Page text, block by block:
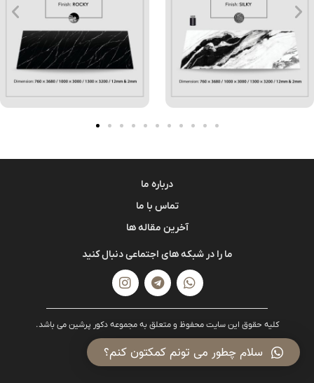
درباره ما
تماس با ما
آخرین مقاله ها
ما را در شبکه های اجتماعی دنبال کنید
کلیه حقوق این سایت محفوظ و متعلق به مجموعه دکور پرشین می باشد.
سلام چطور می تونم کمکتون کنم؟